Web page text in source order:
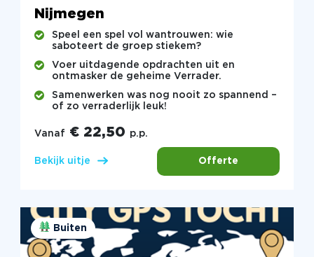
Nijmegen
Speel een spel vol wantrouwen: wie
saboteert de groep stiekem?
Voer uitdagende opdrachten uit en
ontmasker de geheime Verrader.
Samenwerken was nog nooit zo spannend –
of zo verraderlijk leuk!
Vanaf € 22,50 p.p.
Bekijk uitje Offerte
Buiten